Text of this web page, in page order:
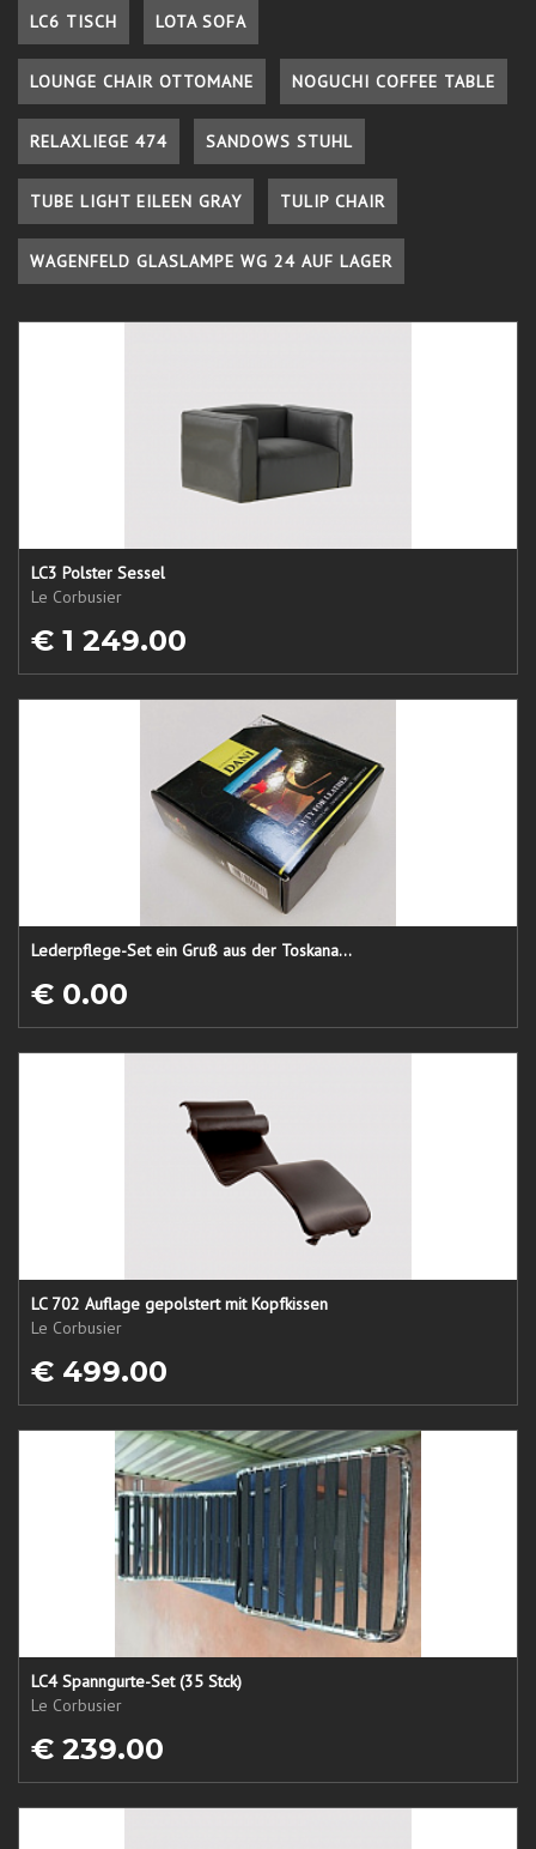
LC6 TISCH LOTA SOFA
LOUNGE CHAIR OTTOMANE NOGUCHI COFFEE TABLE
RELAXLIEGE 474 SANDOWS STUHL
TUBE LIGHT EILEEN GRAY TULIP CHAIR
WAGENFELD GLASLAMPE WG 24 AUF LAGER
LC3 Polster Sessel
Le Corbusier
€ 1 249.00
Lederpflege-Set ein Gruß aus der Toskana...
€ 0.00
LC 702 Auflage gepolstert mit Kopfkissen
Le Corbusier
€ 499.00
LC4 Spanngurte-Set (35 Stck)
Le Corbusier
€ 239.00